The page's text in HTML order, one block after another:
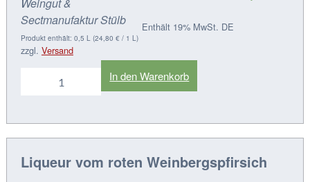
Sectmanufaktur Stülb
Enthält 19% MwSt. DE
Produkt enthält: 0,5 L (24,80 € / 1 L)
zzgl. Versand
Menge
In den Warenkorb
Liqueur vom roten Weinbergspfirsich